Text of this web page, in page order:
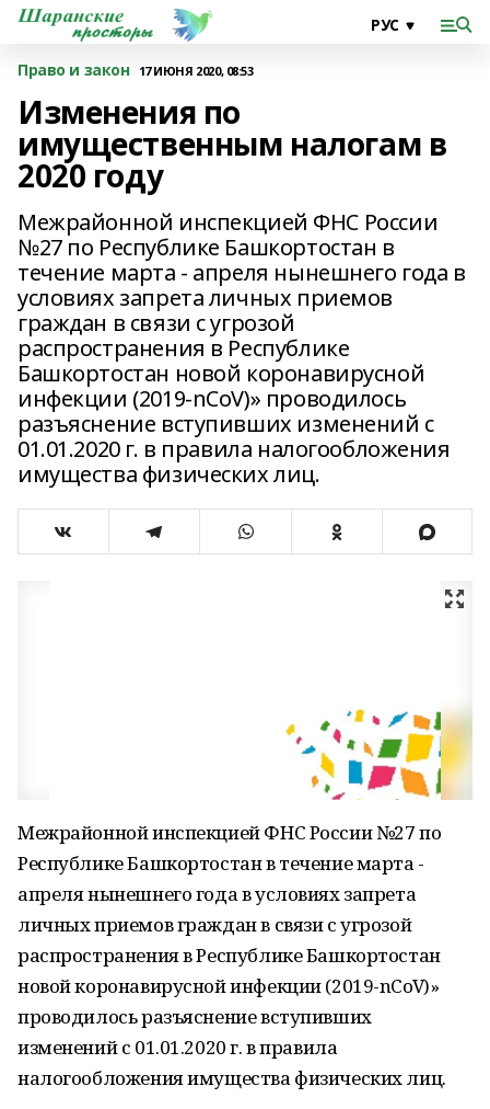
Право и закон 17 ИЮНЯ 2020, 08:53
Изменения по
имущественным налогам в
2020 году
Межрайонной инспекцией ФНС России
№27 по Республике Башкортостан в
течение марта - апреля нынешнего года в
условиях запрета личных приемов
граждан в связи с угрозой
распространения в Республике
Башкортостан новой коронавирусной
инфекции (2019-nCoV)» проводилось
разъяснение вступивших изменений с
01.01.2020 г. в правила налогообложения
имущества физических лиц.
Межрайонной инспекцией ФНС России №27 по
Республике Башкортостан в течение марта -
апреля нынешнего года в условиях запрета
личных приемов граждан в связи с угрозой
распространения в Республике Башкортостан
новой коронавирусной инфекции (2019-nCoV)»
проводилось разъяснение вступивших
изменений с 01.01.2020 г. в правила
налогообложения имущества физических лиц.